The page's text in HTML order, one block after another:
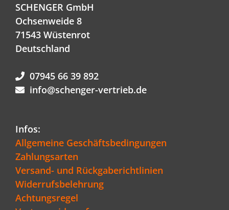
SCHENGER GmbH
Ochsenweide 8
71543 Wüstenrot
Deutschland
07945 66 39 892
info@schenger-vertrieb.de
Infos:
Allgemeine Geschäftsbedingungen
Zahlungsarten
Versand- und Rückgaberichtlinien
Widerrufsbelehrung
Achtungsregel